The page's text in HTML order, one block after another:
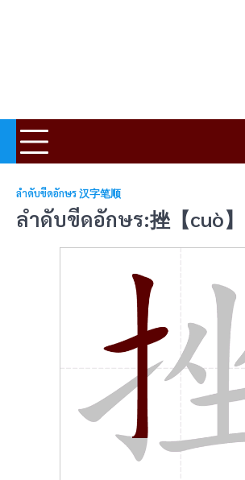
ลำดับขีดอักษร 汉字笔顺
ลำดับขีดอักษร:挫【cuò】